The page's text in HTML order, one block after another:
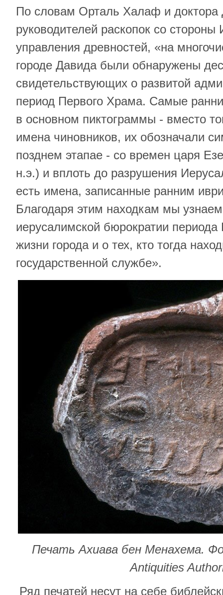
По словам Орталь Халаф и доктора
руководителей раскопок со стороны
управления древностей, «на
городе Давида были обнаружены
свидетельствующих о развитой
период Первого Храма. Самые
в основном пиктограммы - вместо
имена чиновников, их обозначали
позднем этапае - со времен царя
н.э.) и вплоть до разрушения
есть имена, записанные ранним
Благодаря этим находкам мы
иерусалимской бюрократии
жизни города и о тех, кто тогда
государственной службе».
Печать Ахиава бен Менахема.
Antiquities
Ряд печатей несут на себе